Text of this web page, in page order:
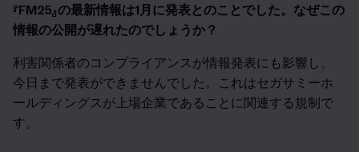
『FM25』の最新情報は1月に発表とのことでした。なぜこの
情報の公開が遅れたのでしょうか？
利害関係者のコンプライアンスが情報発表にも影響し、
今日まで発表ができませんでした。これはセガサミーホ
ールディングスが上場企業であることに関連する規制で
す。